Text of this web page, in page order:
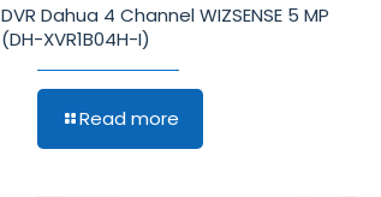
DVR Dahua 4 Channel WIZSENSE 5 MP
(DH-XVR1B04H-I)
Read more